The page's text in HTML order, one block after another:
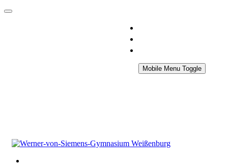
Mobile Menu Toggle